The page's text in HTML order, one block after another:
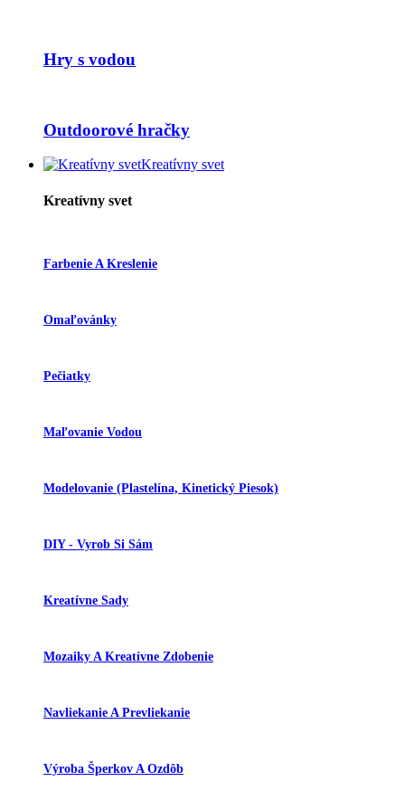
Hry s vodou
Outdoorové hračky
Kreatívny svet
Kreatívny svet
Farbenie A Kreslenie
Omaľovánky
Pečiatky
Maľovanie Vodou
Modelovanie (plastelína, Kinetický Piesok)
DIY - Vyrob Si Sám
Kreatívne Sady
Mozaiky A Kreatívne Zdobenie
Navliekanie A Prevliekanie
Výroba Šperkov A Ozdôb